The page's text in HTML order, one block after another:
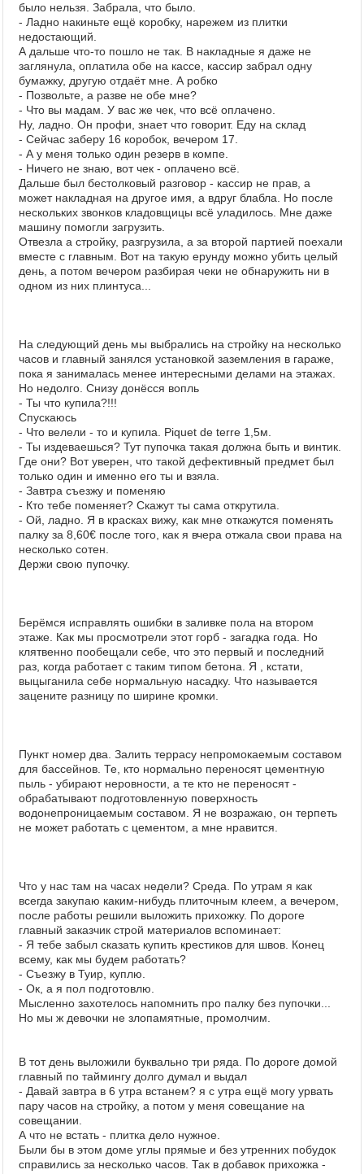
было нельзя. Забрала, что было.
- Ладно накиньте ещё коробку, нарежем из плитки
недостающий.
А дальше что-то пошло не так. В накладные я даже не
заглянула, оплатила обе на кассе, кассир забрал одну
бумажку, другую отдаёт мне. А робко
- Позвольте, а разве не обе мне?
- Что вы мадам. У вас же чек, что всё оплачено.
Ну, ладно. Он профи, знает что говорит. Еду на склад
- Сейчас заберу 16 коробок, вечером 17.
- А у меня только один резерв в компе.
- Ничего не знаю, вот чек - оплачено всё.
Дальше был бестолковый разговор - кассир не прав, а
может накладная на другое имя, а вдруг блабла. Но после
нескольких звонков кладовщицы всё уладилось. Мне даже
машину помогли загрузить.
Отвезла а стройку, разгрузила, а за второй партией поехали
вместе с главным. Вот на такую ерунду можно убить целый
день, а потом вечером разбирая чеки не обнаружить ни в
одном из них плинтуса...
На следующий день мы выбрались на стройку на несколько
часов и главный занялся установкой заземления в гараже,
пока я занималась менее интересными делами на этажах.
Но недолго. Снизу донёсся вопль
- Ты что купила?!!!
Спускаюсь
- Что велели - то и купила. Piquet de terre 1,5м.
- Ты издеваешься? Тут пупочка такая должна быть и винтик.
Где они? Вот уверен, что такой дефективный предмет был
только один и именно его ты и взяла.
- Завтра съезжу и поменяю
- Кто тебе поменяет? Скажут ты сама открутила.
- Ой, ладно. Я в красках вижу, как мне откажутся поменять
палку за 8,60€ после того, как я вчера отжала свои права на
несколько сотен.
Держи свою пупочку.
Берёмся исправлять ошибки в заливке пола на втором
этаже. Как мы просмотрели этот горб - загадка года. Но
клятвенно пообещали себе, что это первый и последний
раз, когда работает с таким типом бетона. Я , кстати,
выцыганила себе нормальную насадку. Что называется
зацените разницу по ширине кромки.
Пункт номер два. Залить террасу непромокаемым составом
для бассейнов. Те, кто нормально переносят цементную
пыль - убирают неровности, а те кто не переносят -
обрабатывают подготовленную поверхность
водонепроницаемым составом. Я не возражаю, он терпеть
не может работать с цементом, а мне нравится.
Что у нас там на часах недели? Среда. По утрам я как
всегда закупаю каким-нибудь плиточным клеем, а вечером,
после работы решили выложить прихожку. По дороге
главный заказчик строй материалов вспоминает:
- Я тебе забыл сказать купить крестиков для швов. Конец
всему, как мы будем работать?
- Съезжу в Туир, куплю.
- Ок, а я пол подготовлю.
Мысленно захотелось напомнить про палку без пупочки...
Но мы ж девочки не злопамятные, промолчим.
В тот день выложили буквально три ряда. По дороге домой
главный по таймингу долго думал и выдал
- Давай завтра в 6 утра встанем? я с утра ещё могу урвать
пару часов на стройку, а потом у меня совещание на
совещании.
А что не встать - плитка дело нужное.
Были бы в этом доме углы прямые и без утренних побудок
справились за несколько часов. Так в добавок прихожка -